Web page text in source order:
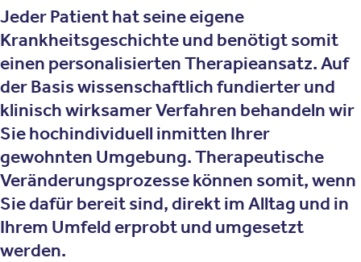
Jeder Patient hat seine eigene
Krankheitsgeschichte und benötigt somit
einen personalisierten Therapieansatz. Auf
der Basis wissenschaftlich fundierter und
klinisch wirksamer Verfahren behandeln wir
Sie hochindividuell inmitten Ihrer
gewohnten Umgebung. Therapeutische
Veränderungsprozesse können somit, wenn
Sie dafür bereit sind, direkt im Alltag und in
Ihrem Umfeld erprobt und umgesetzt
werden.